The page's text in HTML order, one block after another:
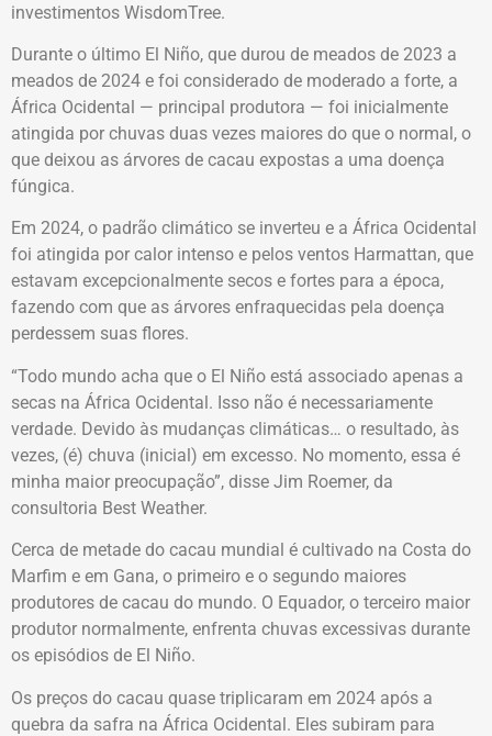
investimentos WisdomTree.
Durante o último El Niño, que durou de meados de 2023 a
meados de 2024 e foi considerado de moderado a forte, a
África Ocidental — principal produtora — foi inicialmente
atingida por chuvas duas vezes maiores do que o normal, o
que deixou as árvores de cacau expostas a uma doença
fúngica.
Em 2024, o padrão climático se inverteu e a África Ocidental
foi atingida por calor intenso e pelos ventos Harmattan, que
estavam excepcionalmente secos e fortes para a época,
fazendo com que as árvores enfraquecidas pela doença
perdessem suas flores.
“Todo mundo acha que o El Niño está associado apenas a
secas na África Ocidental. Isso não é necessariamente
verdade. Devido às mudanças climáticas… o resultado, às
vezes, (é) chuva (inicial) em excesso. No momento, essa é
minha maior preocupação”, disse Jim Roemer, da
consultoria Best Weather.
Cerca de metade do cacau mundial é cultivado na Costa do
Marfim e em Gana, o primeiro e o segundo maiores
produtores de cacau do mundo. O Equador, o terceiro maior
produtor normalmente, enfrenta chuvas excessivas durante
os episódios de El Niño.
Os preços do cacau quase triplicaram em 2024 após a
quebra da safra na África Ocidental. Eles subiram para